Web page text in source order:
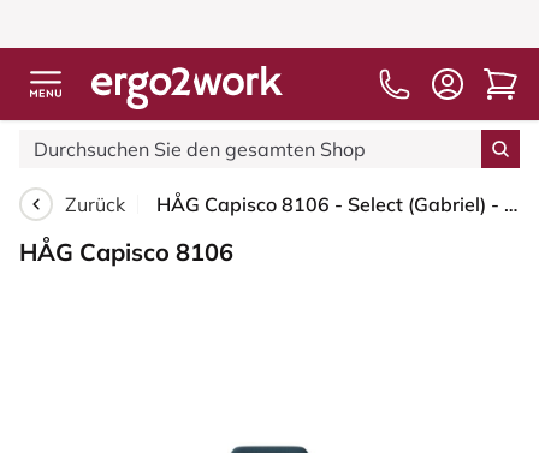
Zurück HÅG Capisco 8106 - Select (Gabriel) - Wolle / Polyamid - SC66194 - Blue - Silber - 265 mm (Sitzhöhe 53-79cm) - Weiche Rollen für harte Böden
HÅG Capisco 8106